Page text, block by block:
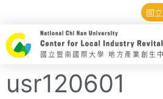
國
usr120601